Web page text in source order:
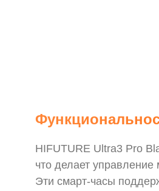
HIFUTURE Ultra3 Pro
что делает
Эти смарт-часы